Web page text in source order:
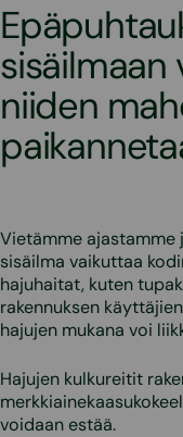
sisäilmaan
niiden
Vietämme ajastamme
sisäilma vaikuttaa
hajuhaitat, kuten
rakennuksen
hajujen mukana voi
Hajujen kulkureitit
voidaan estää.